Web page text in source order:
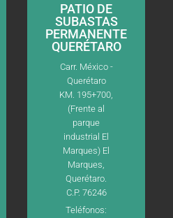
PATIO DE
SUBASTAS
PERMANENTE
QUERÉTARO
Carr. México -
Querétaro
KM. 195+700,
(Frente al
parque
industrial El
Marques) El
Marques,
Querétaro.
C.P. 76246
Teléfonos: